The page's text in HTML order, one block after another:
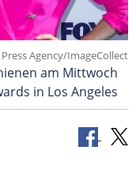
Agency/ImageCollect
am Mittwoch
in Los Angeles